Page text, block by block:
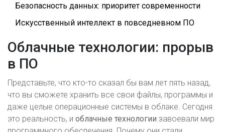
Безопасность данных: приоритет современности
Искусственный интеллект в повседневном ПО
Облачные технологии: прорыв
в ПО
Представьте, что кто-то сказал бы вам лет пять назад,
что вы сможете хранить все свои файлы, программы и
даже целые операционные системы в облаке. Сегодня
это реальность, и облачные технологии завоевали мир